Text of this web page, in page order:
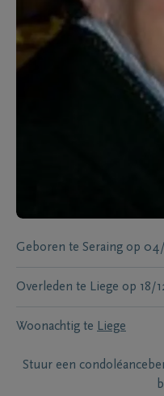
Geboren te Seraing op
Overleden te Liege op 18/
Woonachtig te Liege
Stuur een